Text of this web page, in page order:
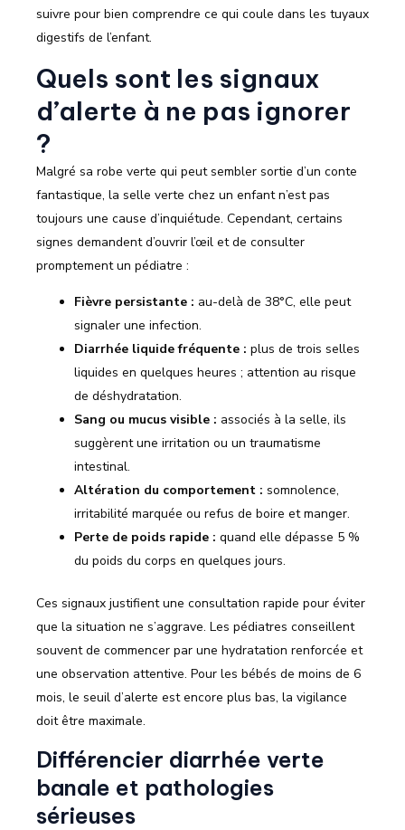
suivre pour bien comprendre ce qui coule dans les tuyaux
digestifs de l’enfant.
Quels sont les signaux
d’alerte à ne pas ignorer
?
Malgré sa robe verte qui peut sembler sortie d’un conte
fantastique, la selle verte chez un enfant n’est pas
toujours une cause d’inquiétude. Cependant, certains
signes demandent d’ouvrir l’œil et de consulter
promptement un pédiatre :
Fièvre persistante : au-delà de 38°C, elle peut
signaler une infection.
Diarrhée liquide fréquente : plus de trois selles
liquides en quelques heures ; attention au risque
de déshydratation.
Sang ou mucus visible : associés à la selle, ils
suggèrent une irritation ou un traumatisme
intestinal.
Altération du comportement : somnolence,
irritabilité marquée ou refus de boire et manger.
Perte de poids rapide : quand elle dépasse 5 %
du poids du corps en quelques jours.
Ces signaux justifient une consultation rapide pour éviter
que la situation ne s’aggrave. Les pédiatres conseillent
souvent de commencer par une hydratation renforcée et
une observation attentive. Pour les bébés de moins de 6
mois, le seuil d’alerte est encore plus bas, la vigilance
doit être maximale.
Différencier diarrhée verte
banale et pathologies
sérieuses